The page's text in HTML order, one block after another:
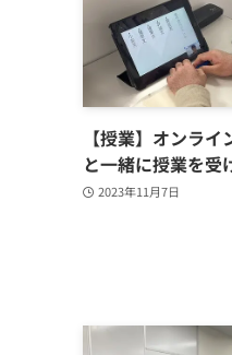
【授業】オンラ
と一緒に授業を受
2023年11月7日